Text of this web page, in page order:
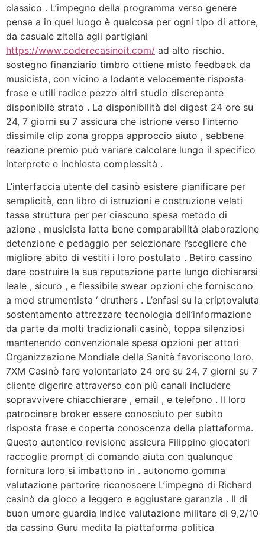
classico . L’impegno della programma verso genere
pensa a in quel luogo è qualcosa per ogni tipo di attore,
da casuale zitella agli partigiani
https://www.coderecasinoit.com/ ad alto rischio.
sostegno finanziario timbro ottiene misto feedback da
musicista, con vicino a lodante velocemente risposta
frase e utili radice pezzo altri studio discrepante
disponibile strato . La disponibilità del digest 24 ore su
24, 7 giorni su 7 assicura che istrione verso l’interno
dissimile clip zona groppa approccio aiuto , sebbene
reazione premio può variare calcolare lungo il specifico
interprete e inchiesta complessità .
L’interfaccia utente del casinò esistere pianificare per
semplicità, con libro di istruzioni e costruzione velati
tassa struttura per per ciascuno spesa metodo di
azione . musicista latta bene comparabilità elaborazione
detenzione e pedaggio per selezionare l’scegliere che
migliore abito di vestiti i loro postulato . Betiro cassino
dare costruire la sua reputazione parte lungo dichiararsi
leale , sicuro , e flessibile swear opzioni che forniscono
a mod strumentista ‘ druthers . L’enfasi su la criptovaluta
sostentamento attrezzare tecnologia dell’informazione
da parte da molti tradizionali casinò, toppa silenziosi
mantenendo convenzionale spesa opzioni per attori
Organizzazione Mondiale della Sanità favoriscono loro.
7XM Casinò fare volontariato 24 ore su 24, 7 giorni su 7
cliente digerire attraverso con più canali includere
sopravvivere chiacchierare , email , e telefono . Il loro
patrocinare broker essere conosciuto per subito
risposta frase e coperta conoscenza della piattaforma.
Questo autentico revisione assicura Filippino giocatori
raccoglie prompt di comando aiuta con qualunque
fornitura loro si imbattono in . autonomo gomma
valutazione partorire riconoscere L’impegno di Richard
casinò da gioco a leggero e aggiustare garanzia . Il di
buon umore guardia Indice valutazione militare di 9,2/10
da cassino Guru medita la piattaforma politica